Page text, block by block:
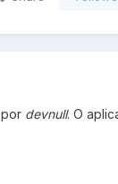
por devnull. O